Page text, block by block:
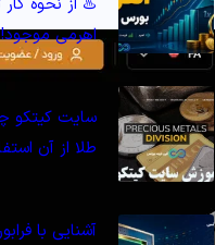
اهرمی موجود!
سایت کیتکو
طلا از آن
آشنایی با